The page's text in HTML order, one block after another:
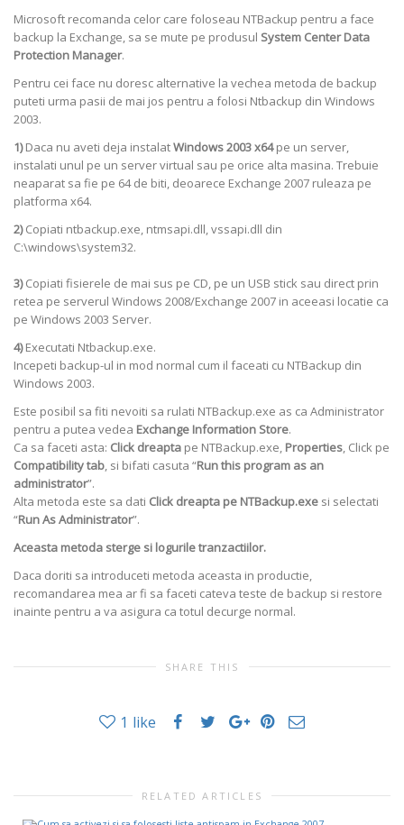
Microsoft recomanda celor care foloseau NTBackup pentru a face
backup la Exchange, sa se mute pe produsul System Center Data
Protection Manager.
Pentru cei face nu doresc alternative la vechea metoda de backup
puteti urma pasii de mai jos pentru a folosi Ntbackup din Windows
2003.
1)Daca nu aveti deja instalatWindows 2003 x64pe un server,
instalati unul pe un server virtual sau pe orice alta masina. Trebuie
neaparat sa fie pe 64 de biti, deoarece Exchange 2007 ruleaza pe
platforma x64.
2)Copiati ntbackup.exe, ntmsapi.dll, vssapi.dll din
C:\windows\system32.
3)Copiati fisierele de mai sus pe CD, pe un USB stick sau direct prin
retea pe serverul Windows 2008/Exchange 2007 in aceeasi locatie ca
pe Windows 2003 Server.
4)Executati Ntbackup.exe.
Incepeti backup-ul in mod normal cum il faceati cu NTBackup din
Windows 2003.
Este posibil sa fiti nevoiti sa rulati NTBackup.exe as ca Administrator
pentru a putea vedea Exchange Information Store.
Ca sa faceti asta: Click dreapta pe NTBackup.exe, Properties, Click pe
Compatibility tab, si bifati casuta “Run this program as an
administrator”.
Alta metoda este sa dati Click dreapta pe NTBackup.exe si selectati
“Run As Administrator”.
Aceasta metoda sterge si logurile tranzactiilor.
Daca doriti sa introduceti metoda aceasta in productie,
recomandarea mea ar fi sa faceti cateva teste de backup si restore
inainte pentru a va asigura ca totul decurge normal.
SHARE THIS
1 like
RELATED ARTICLES